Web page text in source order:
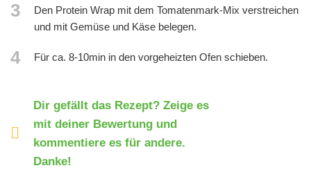
3
Den Protein Wrap mit dem Tomatenmark-Mix verstreichen
und mit Gemüse und Käse belegen.
4 Für ca. 8-10min in den vorgeheizten Ofen schieben.
Dir gefällt das Rezept? Zeige es
mit deiner Bewertung und
kommentiere es für andere.
Danke!